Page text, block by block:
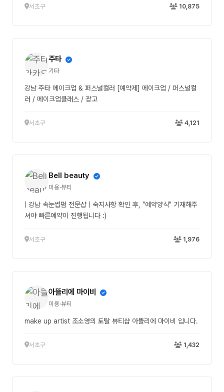
서초구 10,875
주타
기타
강남 주타 메이크업 & 퍼스널컬러 [예약제] 메이크업 / 퍼스널컬
러 / 메이크업클래스 / 광고
서초구 4,121
Bell beauty
미용·뷰티
| 강남 속눈썹펌 전문샵 | 숙지사항 확인 후, "예약양식" 기재해주
셔야 빠른예약이 진행됩니다 :)
서초구 1,976
아뜰리에 마이비
미용·뷰티
make up artist 조소영의 토탈 뷰티샵 아뜰리에 마이비 입니다.
서초구 1,432